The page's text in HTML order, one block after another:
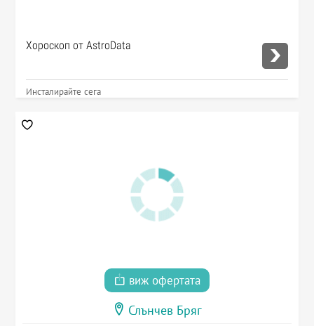
Хороскоп от AstroData
Инсталирайте сега
виж офертата
Слънчев Бряг